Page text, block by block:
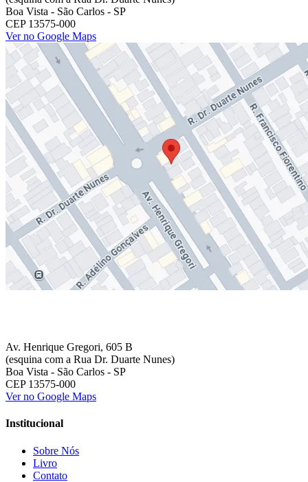
Boa Vista - São Carlos - SP
CEP 13575-000
Ver no Google Maps
Av. Henrique Gregori, 605 B
(esquina com a Rua Dr. Duarte Nunes)
Boa Vista - São Carlos - SP
CEP 13575-000
Ver no Google Maps
Institucional
Sobre Nós
Livro
Contato